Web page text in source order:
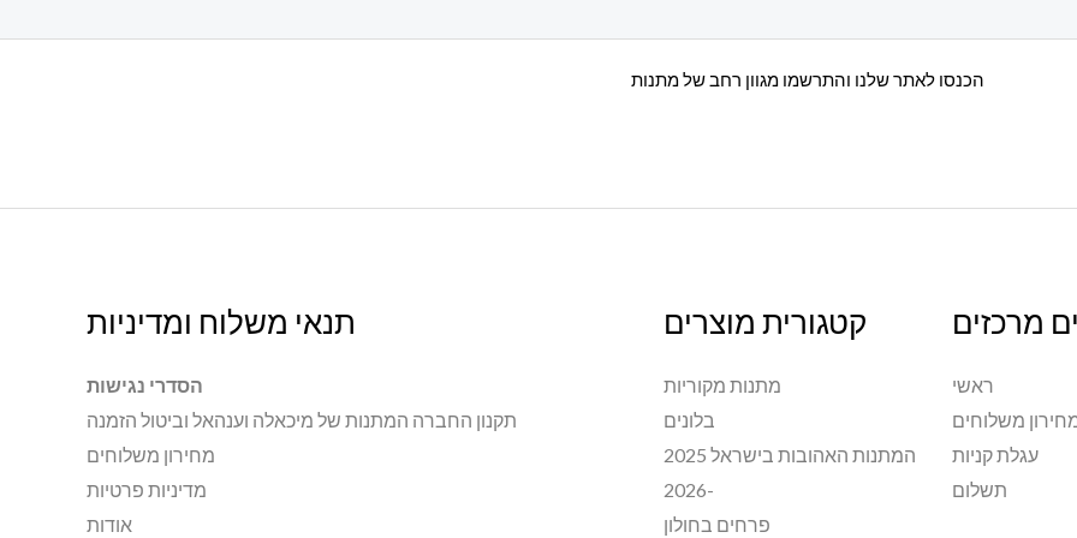
בעמוד
הכנסו לאתר שלנו והתרשמו מגוון רחב של מתנות
מרכזים
ראשי
משלוחים
עגלת קניות
תשלום
קטגורית מוצרים
מתנות מקוריות
בלונים
המתנות האהובות בישראל 2025
-2026
פרחים בחולון
תנאי משלוח ומדיניות
הסדרי נגישות
תקנון החברה המתנות של מיכאלה וענהאל וביטול הזמנה
מחירון משלוחים
מדיניות פרטיות
אודות